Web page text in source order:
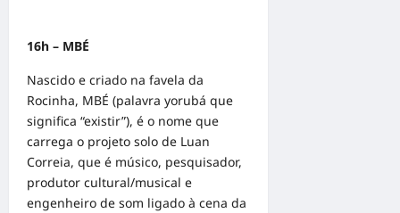
16h – MBÉ
Nascido e criado na favela da
Rocinha, MBÉ (palavra yorubá que
significa “existir”), é o nome que
carrega o projeto solo de Luan
Correia, que é músico, pesquisador,
produtor cultural/musical e
engenheiro de som ligado à cena da